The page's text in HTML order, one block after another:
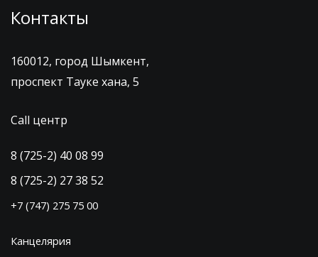
Контакты
160012, город Шымкент,
проспект Тауке хана, 5
Call центр
8 (725-2) 40 08 99
8 (725-2) 27 38 52
+7 (747) 275 75 00
Канцелярия